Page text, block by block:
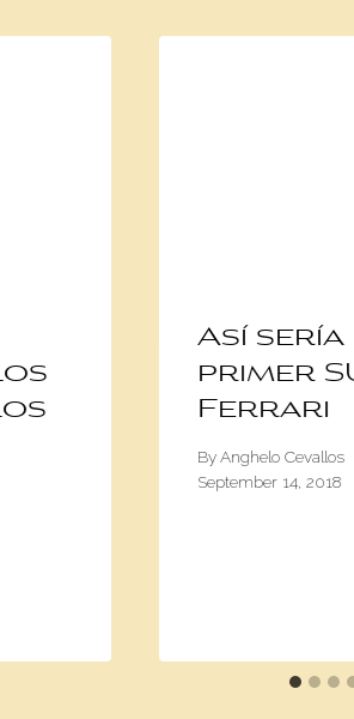
Así sería
primer
Ferrari
By Anghelo Cevallos
September 14, 2018